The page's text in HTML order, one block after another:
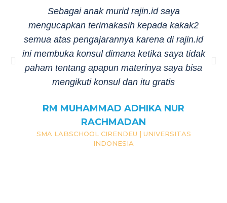
Sebagai anak murid rajin.id saya
mengucapkan terimakasih kepada kakak2
semua atas pengajarannya karena di rajin.id
ini membuka konsul dimana ketika saya tidak
paham tentang apapun materinya saya bisa
mengikuti konsul dan itu gratis
RM MUHAMMAD ADHIKA NUR
RACHMADAN
SMA LABSCHOOL CIRENDEU | UNIVERSITAS
INDONESIA